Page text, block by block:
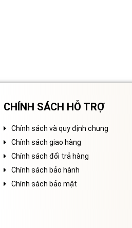
CHÍNH SÁCH HỖ TRỢ
Chính sách và quy định chung
Chính sách giao hàng
Chính sách đổi trả hàng
Chính sách bảo hành
Chính sách bảo mật